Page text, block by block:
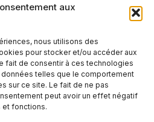
aux
nous utilisons des
pour stocker et/ou accéder aux
fait de consentir à ces technologies
telles que le comportement
sur ce site. Le fait de ne pas
peut avoir un effet négatif
et fonctions.